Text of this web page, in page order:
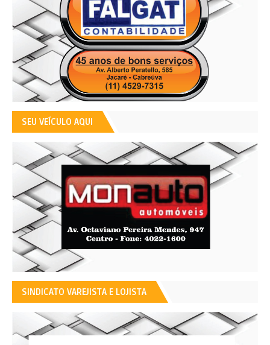
SEU VEÍCULO AQUI
SINDICATO VAREJISTA E LOJISTA